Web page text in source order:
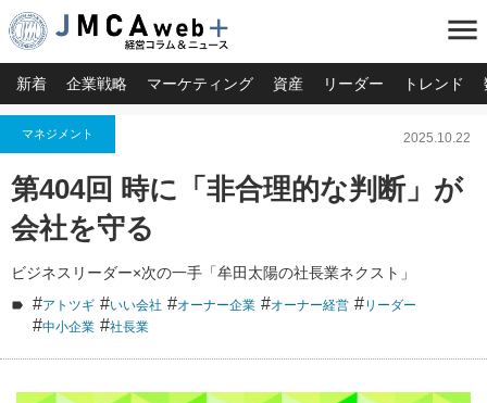
menu
新着 企業戦略 マーケティング 資産 リーダー トレンド
マネジメント 2025.10.22
第404回 時に「非合理的な判断」が
会社を守る
ビジネスリーダー×次の一手「牟田太陽の社長業ネクスト」
#アトツギ #いい会社 #オーナー企業 #オーナー経営 #リーダー
#中小企業 #社長業